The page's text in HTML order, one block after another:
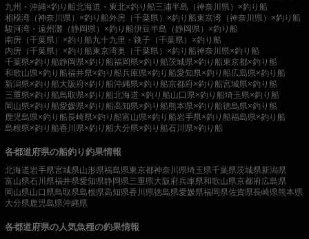
九州・沖縄×釣り船北海道・東北×釣り船三浦半島（神奈川県）×釣り船
相模湾（神奈川県）×釣り船外房（千葉県）×釣り船東京湾（神奈川県）×釣り船
駿河湾・遠州灘（静岡県）×釣り船伊豆半島（静岡県）×釣り船
南房（千葉県）×釣り船九十九里・銚子（千葉県）×釣り船
内房（千葉県）×釣り船東京湾奥（千葉県）×釣り船神奈川県×釣り船
千葉県×釣り船静岡県×釣り船福岡県×釣り船茨城県×釣り船東京都×釣り船
和歌山県×釣り船福井県×釣り船兵庫県×釣り船愛知県×釣り船広島県×釣り船
新潟県×釣り船大阪府×釣り船沖縄県×釣り船京都府×釣り船宮城県×釣り船
三重県×釣り船鳥取県×釣り船北海道 ×釣り船山口県×釣り船埼玉県×釣り船
岡山県×釣り船愛媛県×釣り船高知県×釣り船熊本県×釣り船徳島県×釣り船
鹿児島県×釣り船長崎県×釣り船富山県×釣り船岩手県×釣り船福島県×釣り船
島根県×釣り船香川県×釣り船大分県×釣り船石川県×釣り船
各都道府県の船釣り釣果情報
北海道岩手県宮城県山形県福島県東京都神奈川県埼玉県千葉県茨城県新潟県
富山県石川県福井県愛知県静岡県三重県大阪府兵庫県和歌山県京都府広島県
岡山県山口県鳥取県島根県高知県香川県徳島県愛媛県福岡県佐賀県長崎県熊本県
大分県 鹿児島県沖縄県
各都道府県の人気魚種の釣果情報